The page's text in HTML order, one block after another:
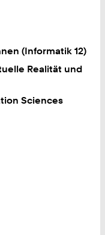
(Informatik 12)
Realität und
Sciences